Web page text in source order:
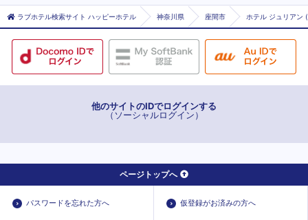
ラブホテル検索サイト ハッピーホテル 神奈川県 座間市 ホテル ジュリアン
他のサイトのIDでログインする
（ソーシャルログイン）
ページトップへ
パスワードを忘れた方へ 仮登録がお済みの方へ